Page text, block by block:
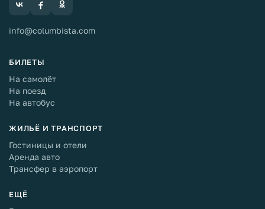
info@columbista.com
БИЛЕТЫ
На самолёт
На поезд
На автобус
ЖИЛЬЁ И ТРАНСПОРТ
Гостиницы и отели
Аренда авто
Трансфер в аэропорт
ЕЩЁ